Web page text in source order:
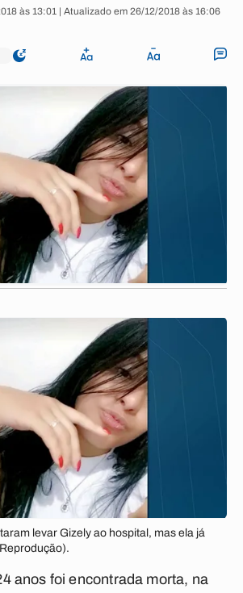
às 13:01 | Atualizado em 26/12/2018 às 16:06
levar Gizely ao hospital, mas ela já
anos foi encontrada morta, na